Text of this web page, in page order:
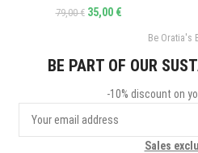
79,00€ 35,00 €
Be Oratia's
BE PART OF OUR
-10% discount on
Sales